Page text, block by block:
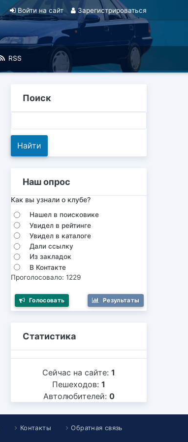
Войти на сайт Зарегистрироваться
RSS
Поиск
Наш опрос
Как вы узнали о клубе?
Нашел в поисковике
Увидел в рейтинге
Увидел в каталоге
Дали ссылку
Из закладок
В Контакте
Проголосовало: 1229
Голосовать Результаты
Статистика
Сейчас на сайте: 1
Пешеходов: 1
Автолюбителей: 0
Контакты Обратная связь